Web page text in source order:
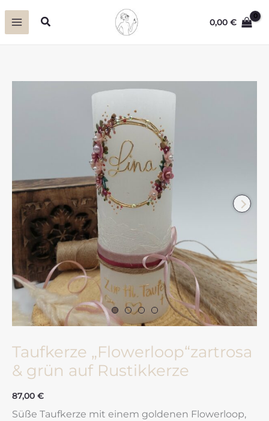
Inhalt
Suchen 0,00€
Taufkerze „Flowerloop“zartrosa
& grün auf Rustikkerze
87,00 €
Süße Taufkerze mit einem goldenen Flowerloop,